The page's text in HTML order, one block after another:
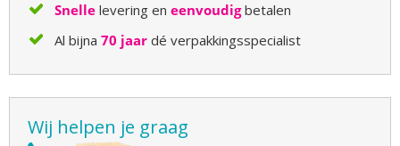
Snelle levering en eenvoudigbetalen
Al bijna 70 jaar dé verpakkingsspecialist
Wij helpen je graag